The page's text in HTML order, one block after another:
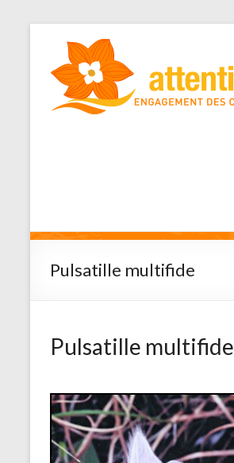
Pulsatille multifide
Pulsatille multifide